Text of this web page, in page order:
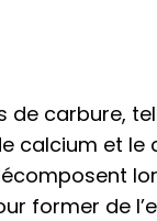
de carbure,
calcium et
former de